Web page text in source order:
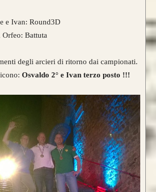
Helios, Alben segue le
del modello Ashram
color Nero.
da 890€
E ORDINA IL
TUO LONGBOW
e Ivan: Round3D
Orfeo: Battuta
degli arcieri di ritorno dai campionati.
Osvaldo 2° e Ivan terzo posto !!!